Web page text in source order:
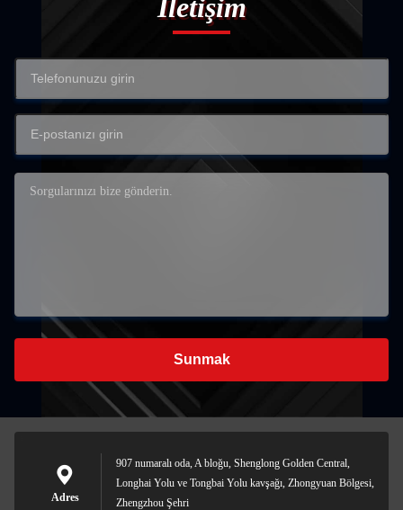
İletişim
Sunmak
Adres
907 numaralı oda, A bloğu, Shenglong Golden Central,
Longhai Yolu ve Tongbai Yolu kavşağı, Zhongyuan Bölgesi,
Zhengzhou Şehri